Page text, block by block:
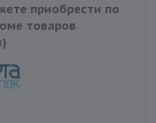
приобрести по
товаров